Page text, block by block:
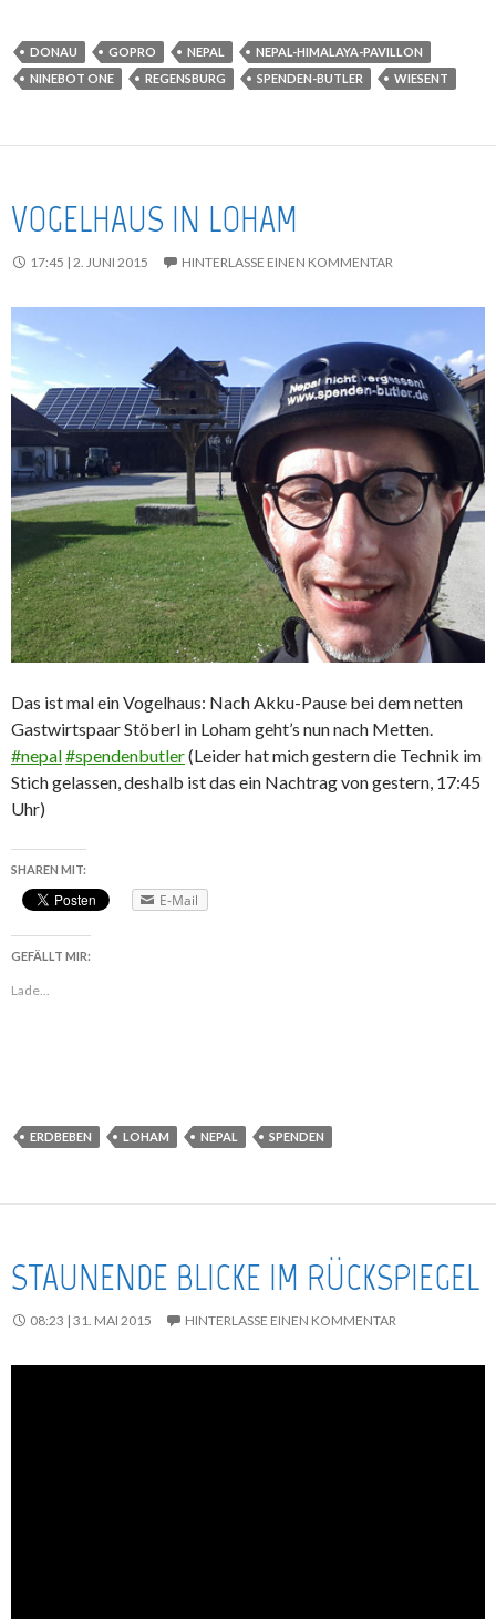
DONAU GOPRO NEPAL
NEPAL-HIMALAYA-PAVILLON
NINEBOT ONE
REGENSBURG SPENDEN-BUTLER WIESENT
VOGELHAUS IN LOHAM
17:45 | 2. JUNI 2015 HINTERLASSE EINEN KOMMENTAR
Das ist mal ein Vogelhaus: Nach Akku-Pause bei dem netten
Gastwirtspaar Stöberl in Loham geht’s nun nach Metten.
‪#‎nepal‬‪#‎spendenbutler‬(Leider hat mich gestern die Technik im
Stich gelassen, deshalb ist das ein Nachtrag von gestern, 17:45
Uhr)
SHAREN MIT:
E-Mail
GEFÄLLT MIR:
Lade...
ERDBEBEN LOHAM NEPAL SPENDEN
STAUNENDE BLICKE IM RÜCKSPIEGEL
08:23 | 31. MAI 2015 HINTERLASSE EINEN KOMMENTAR